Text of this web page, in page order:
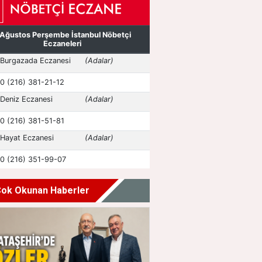
Okunan Haberler